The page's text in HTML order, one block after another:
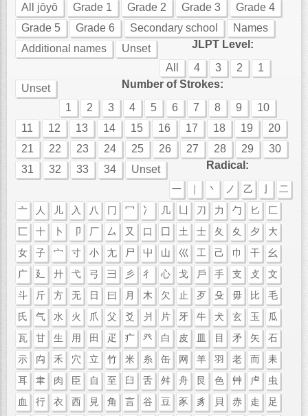
All jōyō
Grade 1 Grade 2 Grade 3
Grade 4
Grade 5
Grade 6 Secondary school
Names
Additional names
Unset
JLPT Level:
All
4 3 2
1
Unset
Number of Strokes:
1
2 3 4 5 6 7 8 9
10
11
12 13 14 15 16 17 18 19
20
21
22 23 24 25 26 27 28 29
30
31
32 33 34 Unset Radical:
一 ｜ 丶 ノ 乙
二
亠
人 儿 入 八 冂 冖 冫 几 刀 力 勹 匕
匚
匸
十 卜 卩 厂 厶 又 口 囗 土 士 夂 夊 夕
大
女
子 宀 寸 小 尢 尸 屮 山 巛 工 己 巾 干
幺
广
廴 廾 弋 弓 彐 彡 彳 心 戈 戶 手 支 攴
文
斗
斤 方 无 日 曰 月 木 欠 止 歹 殳 毋 比
毛
氏
气 水 火 爪 父 爻 爿 片 牙 牛 犬 玄 玉
瓜
瓦
甘 生 用 田 疋 疒 癶 白 皮 皿 目 矛 矢
石
示
禸 禾 穴 立 竹 米 糸 缶 网 羊 羽 老 而
耒
耳
聿 肉 臣 自 至 臼 舌 舛 舟 艮 色 艸 虍
虫
血
行 衣 西 見 角 言 谷 豆 豕 豸 貝 赤 走
足